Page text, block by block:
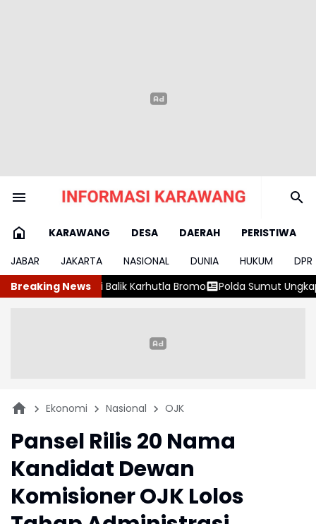
KARAWANG DESA DAERAH
PERISTIWA
JABAR
JAKARTA NASIONAL DUNIA HUKUM
DPR
Breaking News
Karhutla Bromo Polda Sumut Ungkap 169,6 Kg Ganja di
Ekonomi Nasional OJK
Pansel Rilis 20 Nama
Kandidat Dewan
Komisioner OJK Lolos